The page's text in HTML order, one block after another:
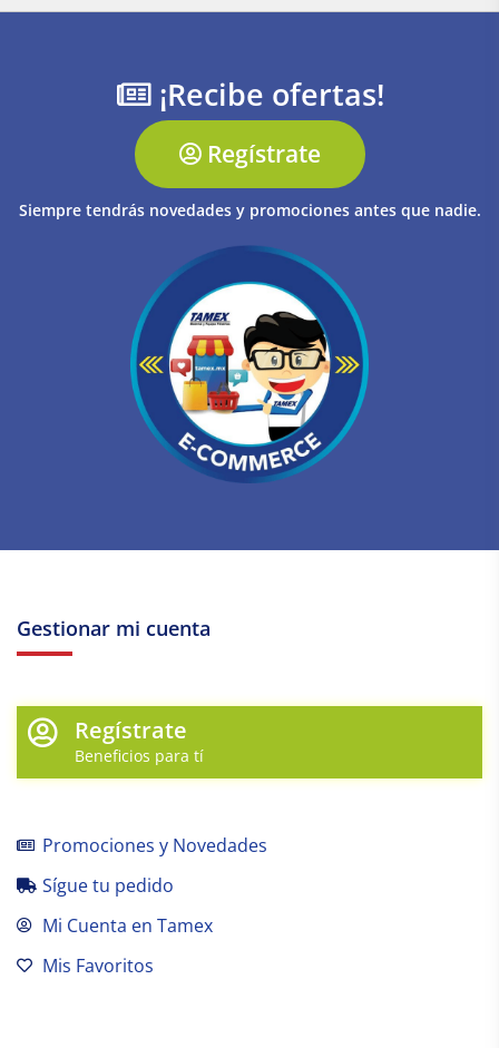
¡Recibe ofertas!
Regístrate
Siempre tendrás novedades y promociones antes que nadie.
Gestionar mi cuenta
Regístrate
Beneficios para tí
Promociones y Novedades
Sígue tu pedido
Mi Cuenta en Tamex
Mis Favoritos